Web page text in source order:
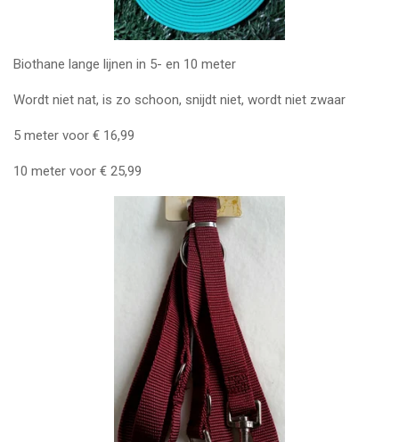
Biothane lange lijnen in 5- en 10 meter
Wordt niet nat, is zo schoon, snijdt niet, wordt niet zwaar
5 meter voor € 16,99
10 meter voor € 25,99